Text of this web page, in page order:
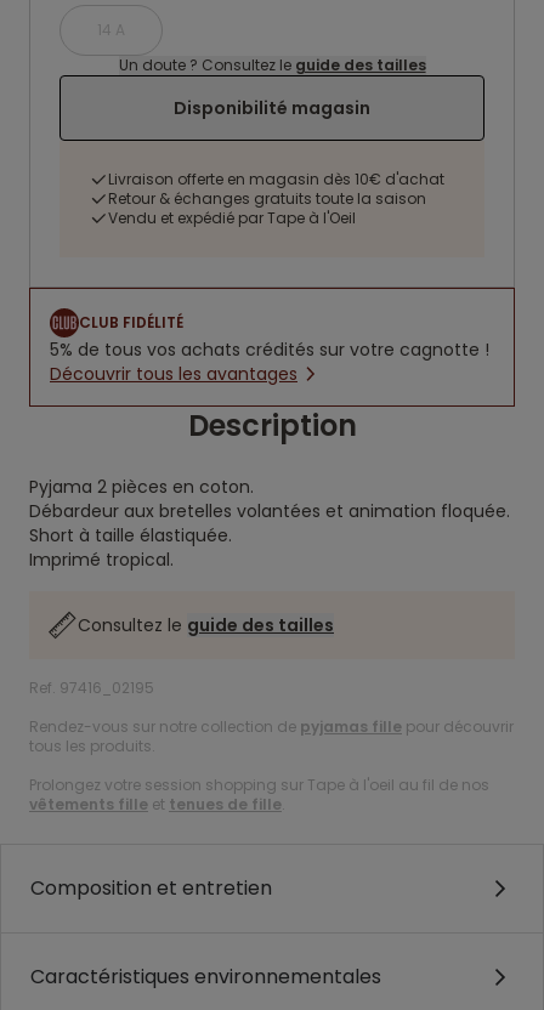
14 A
Un doute ? Consultez le guide des tailles
Disponibilité magasin
Livraison offerte en magasin dès 10€ d'achat
Retour & échanges gratuits toute la saison
Vendu et expédié par Tape à l'Oeil
CLUB FIDÉLITÉ
5% de tous vos achats crédités sur votre cagnotte !
Découvrir tous les avantages
Description
Pyjama 2 pièces en coton.
Débardeur aux bretelles volantées et animation floquée.
Short à taille élastiquée.
Imprimé tropical.
Consultez le guide des tailles
Ref. 97416_02195
Rendez-vous sur notre collection de pyjamas fille pour découvrir
tous les produits.
Prolongez votre session shopping sur Tape à l'oeil au fil de nos
vêtements fille et tenues de fille.
Composition et entretien
Caractéristiques environnementales